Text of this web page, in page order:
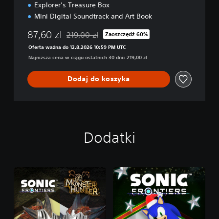
Explorer’s Treasure Box
Mini Digital Soundtrack and Art Book
87,60 zl Zastosowano zniżkę z oryginalnej ceny
219,00 zl Zaoszczędź 60%
Oferta ważna do 12.8.2026 10:59 PM UTC
Najniższa cena w ciągu ostatnich 30 dni: 219,00 zl
Dodaj do koszyka
Dodatki